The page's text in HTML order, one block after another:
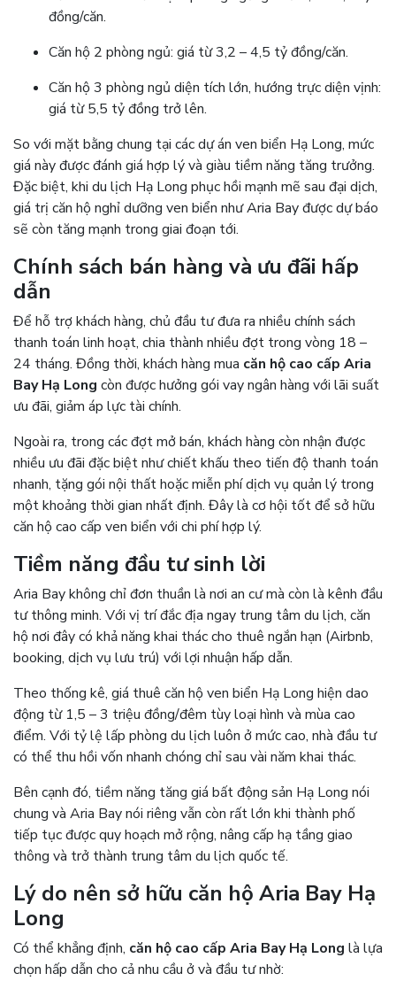
đồng/căn.
Căn hộ 2 phòng ngủ: giá từ 3,2 – 4,5 tỷ đồng/căn.
Căn hộ 3 phòng ngủ diện tích lớn, hướng trực diện vịnh:
giá từ 5,5 tỷ đồng trở lên.
So với mặt bằng chung tại các dự án ven biển Hạ Long, mức
giá này được đánh giá hợp lý và giàu tiềm năng tăng trưởng.
Đặc biệt, khi du lịch Hạ Long phục hồi mạnh mẽ sau đại dịch,
giá trị căn hộ nghỉ dưỡng ven biển như Aria Bay được dự báo
sẽ còn tăng mạnh trong giai đoạn tới.
Chính sách bán hàng và ưu đãi hấp
dẫn
Để hỗ trợ khách hàng, chủ đầu tư đưa ra nhiều chính sách
thanh toán linh hoạt, chia thành nhiều đợt trong vòng 18 –
24 tháng. Đồng thời, khách hàng mua căn hộ cao cấp Aria
Bay Hạ Long còn được hưởng gói vay ngân hàng với lãi suất
ưu đãi, giảm áp lực tài chính.
Ngoài ra, trong các đợt mở bán, khách hàng còn nhận được
nhiều ưu đãi đặc biệt như chiết khấu theo tiến độ thanh toán
nhanh, tặng gói nội thất hoặc miễn phí dịch vụ quản lý trong
một khoảng thời gian nhất định. Đây là cơ hội tốt để sở hữu
căn hộ cao cấp ven biển với chi phí hợp lý.
Tiềm năng đầu tư sinh lời
Aria Bay không chỉ đơn thuần là nơi an cư mà còn là kênh đầu
tư thông minh. Với vị trí đắc địa ngay trung tâm du lịch, căn
hộ nơi đây có khả năng khai thác cho thuê ngắn hạn (Airbnb,
booking, dịch vụ lưu trú) với lợi nhuận hấp dẫn.
Theo thống kê, giá thuê căn hộ ven biển Hạ Long hiện dao
động từ 1,5 – 3 triệu đồng/đêm tùy loại hình và mùa cao
điểm. Với tỷ lệ lấp phòng du lịch luôn ở mức cao, nhà đầu tư
có thể thu hồi vốn nhanh chóng chỉ sau vài năm khai thác.
Bên cạnh đó, tiềm năng tăng giá bất động sản Hạ Long nói
chung và Aria Bay nói riêng vẫn còn rất lớn khi thành phố
tiếp tục được quy hoạch mở rộng, nâng cấp hạ tầng giao
thông và trở thành trung tâm du lịch quốc tế.
Lý do nên sở hữu căn hộ Aria Bay Hạ
Long
Có thể khẳng định, căn hộ cao cấp Aria Bay Hạ Long là lựa
chọn hấp dẫn cho cả nhu cầu ở và đầu tư nhờ: